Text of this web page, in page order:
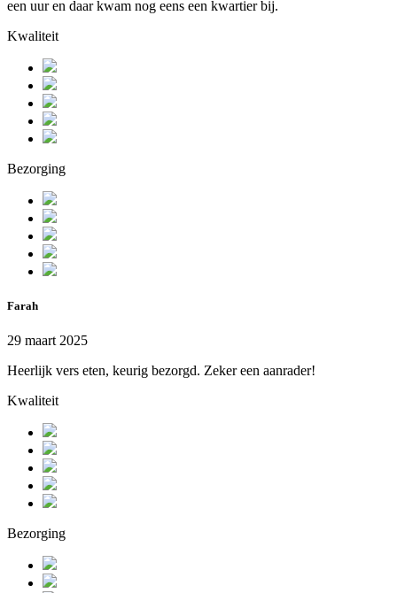
een uur en daar kwam nog eens een kwartier bij.
Kwaliteit
Bezorging
Farah
29 maart 2025
Heerlijk vers eten, keurig bezorgd. Zeker een aanrader!
Kwaliteit
Bezorging